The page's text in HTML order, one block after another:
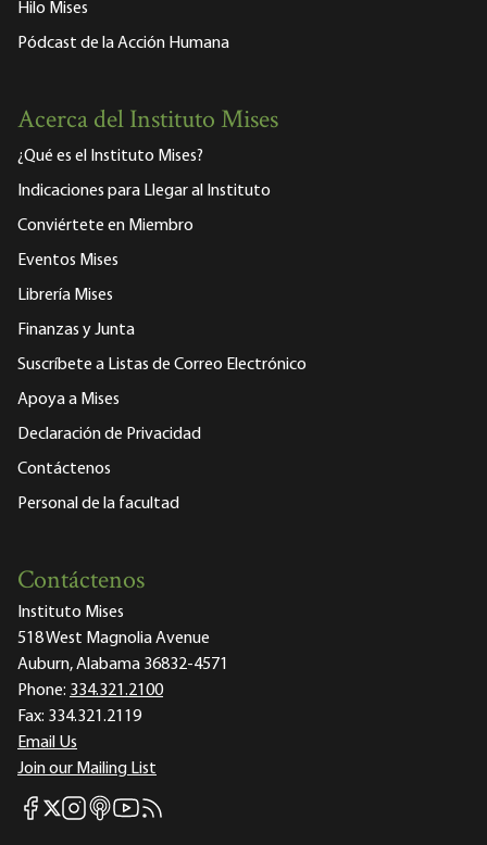
Hilo Mises
Pódcast de la Acción Humana
Acerca del Instituto Mises
¿Qué es el Instituto Mises?
Indicaciones para Llegar al Instituto
Conviértete en Miembro
Eventos Mises
Librería Mises
Finanzas y Junta
Suscríbete a Listas de Correo Electrónico
Apoya a Mises
Declaración de Privacidad
Contáctenos
Personal de la facultad
Contáctenos
Instituto Mises
518 West Magnolia Avenue
Auburn, Alabama 36832-4571
Phone: 334.321.2100
Fax: 334.321.2119
Email Us
Join our Mailing List
Mises Facebook
Mises X
Mises Instagram
Mises itunes
Mises Youtube
Mises RSS feed